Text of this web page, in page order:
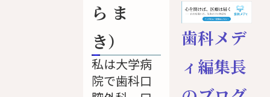
ら ま
き）
私は大学病
院で歯科口
歯科メデ
ィ編集長